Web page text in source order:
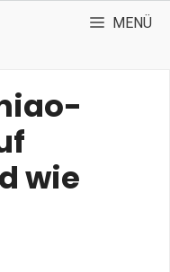
MENÜ
wie